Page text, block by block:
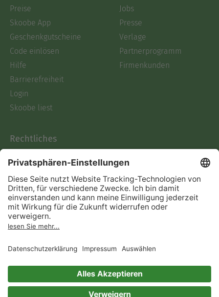
Preise
Skoobe App
Geschenkgutscheine
Code einlösen
Hilfe
Barrierefreiheit
Login
Skoobe liest
Jobs
Presse
Verlage
Partnerprogramm
Firmenkunden
Rechtliches
AGB
Informationen nach Data
Act
Verträge hier kündigen
Impressum
Immer ein gutes Buch